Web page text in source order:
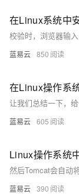
蓝易云 850
蓝易云 605
蓝易云 390